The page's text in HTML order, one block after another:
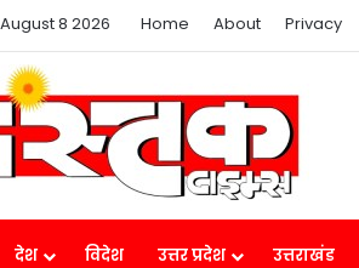
8 2026 Home About Privacy
देश विदेश उत्तर प्रदेश उत्तराखंड